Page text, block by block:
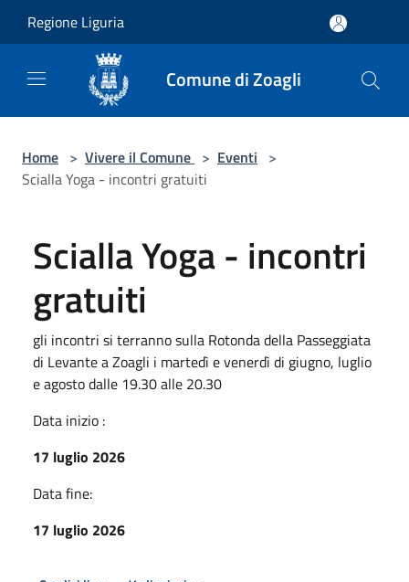
Regione Liguria
Comune di Zoagli
Home > Vivere il Comune > Eventi >
Scialla Yoga - incontri gratuiti
Scialla Yoga - incontri
gratuiti
gli incontri si terranno sulla Rotonda della Passeggiata
di Levante a Zoagli i martedì e venerdì di giugno, luglio
e agosto dalle 19.30 alle 20.30
Data inizio :
17 luglio 2026
Data fine:
17 luglio 2026